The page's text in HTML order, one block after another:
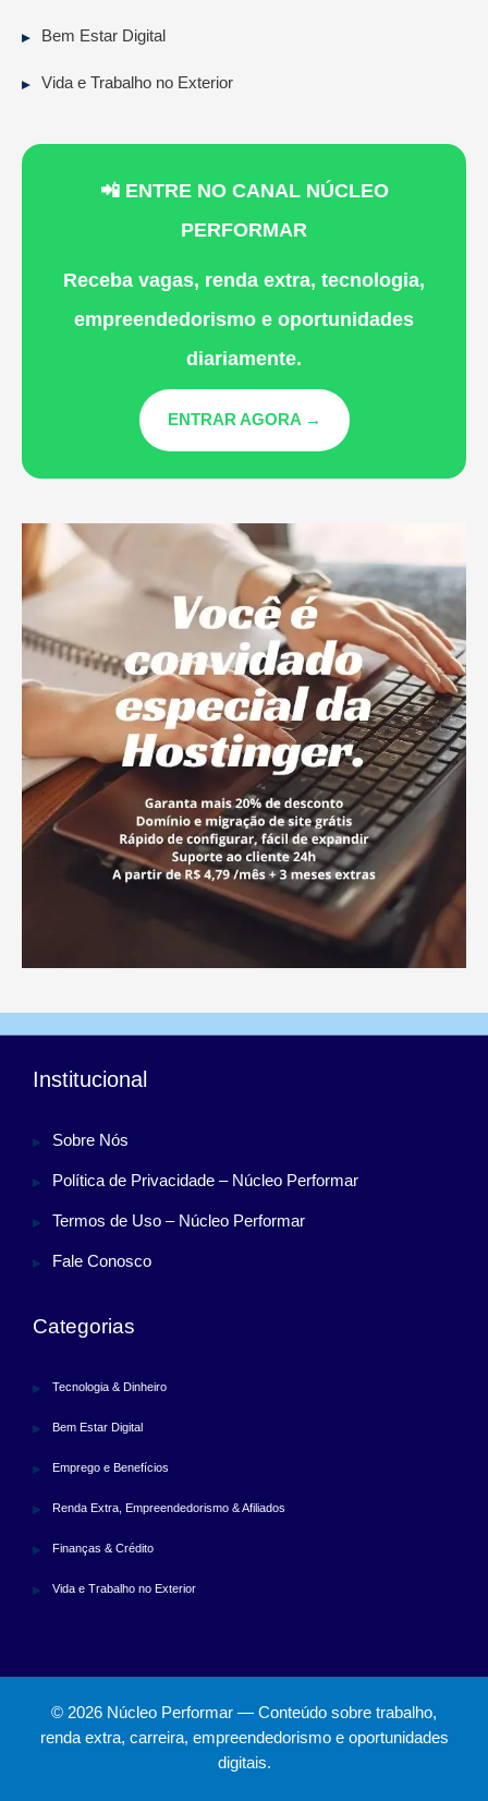
Bem Estar Digital
Vida e Trabalho no Exterior
📲 ENTRE NO CANAL NÚCLEO
PERFORMAR
Receba vagas, renda extra, tecnologia,
empreendedorismo e oportunidades
diariamente.
ENTRAR AGORA →
Institucional
Sobre Nós
Política de Privacidade – Núcleo Performar
Termos de Uso – Núcleo Performar
Fale Conosco
Categorias
Tecnologia & Dinheiro
Bem Estar Digital
Emprego e Benefícios
Renda Extra, Empreendedorismo & Afiliados
Finanças & Crédito
Vida e Trabalho no Exterior
© 2026 Núcleo Performar — Conteúdo sobre trabalho,
renda extra, carreira, empreendedorismo e oportunidades
digitais.